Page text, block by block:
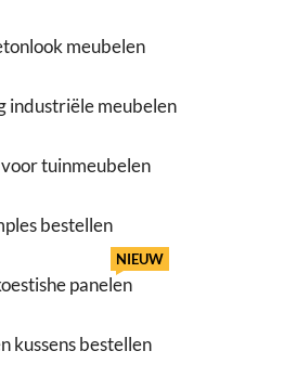
meubelen
industriële meubelen
voor tuinmeubelen
bestellen
panelen
NIEUW
kussens bestellen